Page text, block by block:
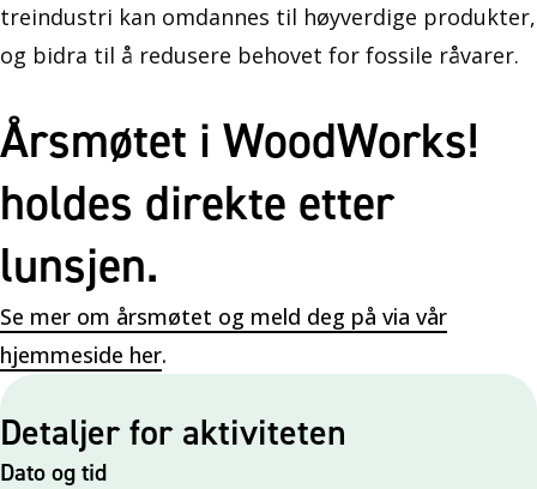
treindustri kan omdannes til høyverdige produkter,
og bidra til å redusere behovet for fossile råvarer.
Årsmøtet i WoodWorks!
holdes direkte etter
lunsjen.
Se mer om årsmøtet og meld deg på via vår
hjemmeside her.
Detaljer for aktiviteten
Dato og tid